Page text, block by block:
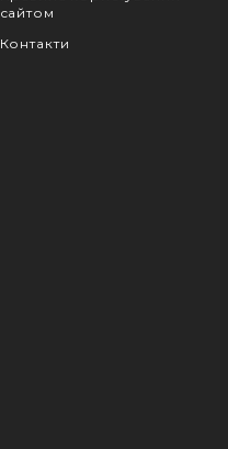
сайтом
Контакти